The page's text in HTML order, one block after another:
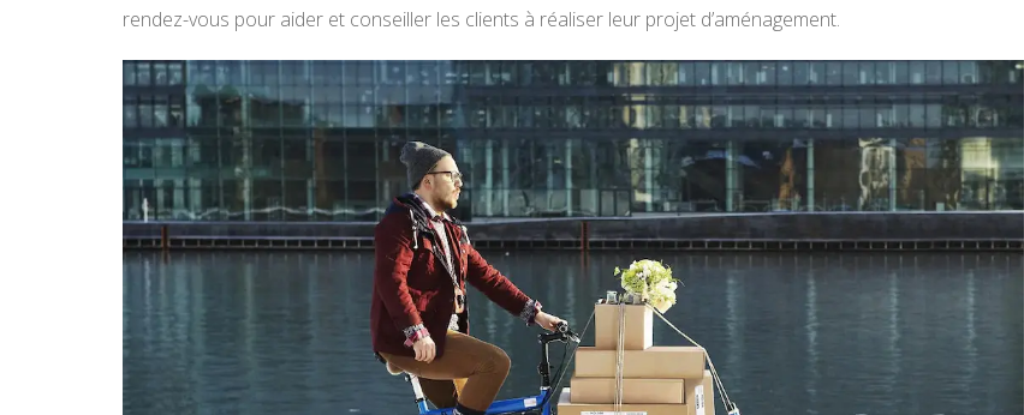
rendez-vous pour aider et conseiller les clients à réaliser leur projet d’aménagement.